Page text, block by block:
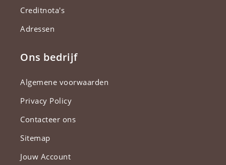
Creditnota's
Adressen
Ons bedrijf
Algemene voorwaarden
Privacy Policy
Contacteer ons
Sitemap
Jouw Account